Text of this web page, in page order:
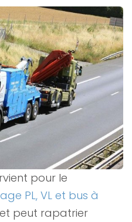
pour le
PL, VL et bus à
peut rapatrier